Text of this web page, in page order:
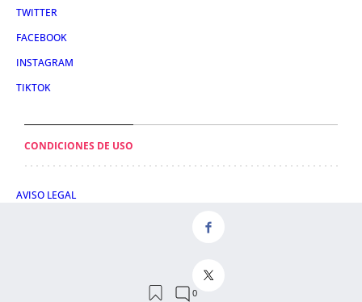
TWITTER
FACEBOOK
INSTAGRAM
TIKTOK
CONDICIONES DE USO
AVISO LEGAL